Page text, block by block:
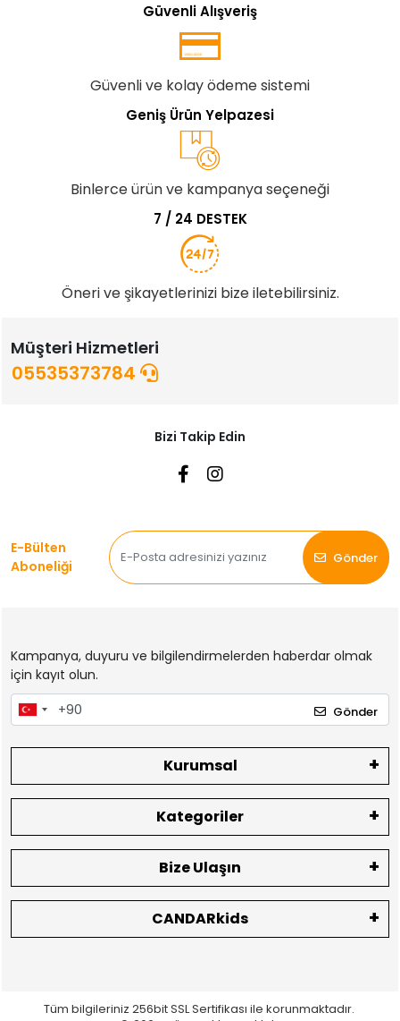
Güvenli Alışveriş
Güvenli ve kolay ödeme sistemi
Geniş Ürün Yelpazesi
Binlerce ürün ve kampanya seçeneği
7 / 24 DESTEK
Öneri ve şikayetlerinizi bize iletebilirsiniz.
Müşteri Hizmetleri
05535373784
Bizi Takip Edin
E-Bülten
Aboneliği
Gönder
Kampanya, duyuru ve bilgilendirmelerden haberdar olmak
için kayıt olun.
Gönder
Kurumsal
Kategoriler
Bize Ulaşın
CANDARkids
Tüm bilgileriniz 256bit SSL Sertifikası ile korunmaktadır.